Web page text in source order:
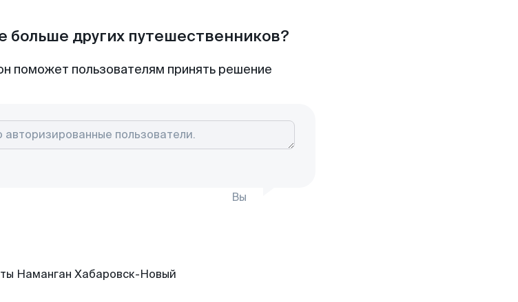
больше других путешественников?
поможет пользователям принять решение
Вы